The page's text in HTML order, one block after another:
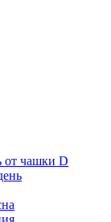
от чашки D